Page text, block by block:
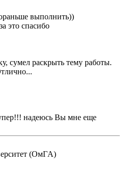
выполнить))
это спасибо
сумел раскрыть тему работы.
надеюсь Вы мне еще
(ОмГA)